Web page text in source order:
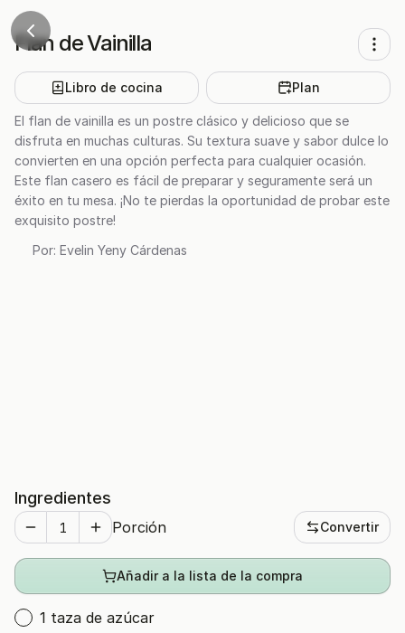
Flan de Vainilla
Libro de cocina Plan
El flan de vainilla es un postre clásico y delicioso que se
disfruta en muchas culturas. Su textura suave y sabor dulce lo
convierten en una opción perfecta para cualquier ocasión.
Este flan casero es fácil de preparar y seguramente será un
éxito en tu mesa. ¡No te pierdas la oportunidad de probar este
exquisito postre!
Por: Evelin Yeny Cárdenas
Ingredientes
Porción Convertir
Añadir a la lista de la compra
1 taza de azúcar